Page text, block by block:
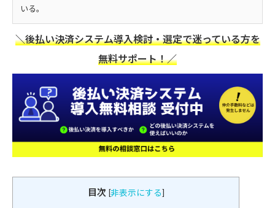
いる。
＼後払い決済システム導入検討・選定で迷っている方を
無料サポート！／
目次 [非表示にする]